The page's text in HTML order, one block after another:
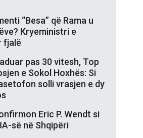
“Besa” që Rama u
Kryeministri e
fjalë
pas 30 vitesh, Top
e Sokol Hoxhës: Si
solli vrasjen e dy
Eric P. Wendt si
së në Shqipëri